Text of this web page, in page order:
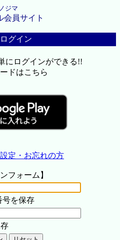
ノジマ
会員サイト
グイン
にログインができる!!
ドはこちら
定・お忘れの方
フォーム】
号を保存